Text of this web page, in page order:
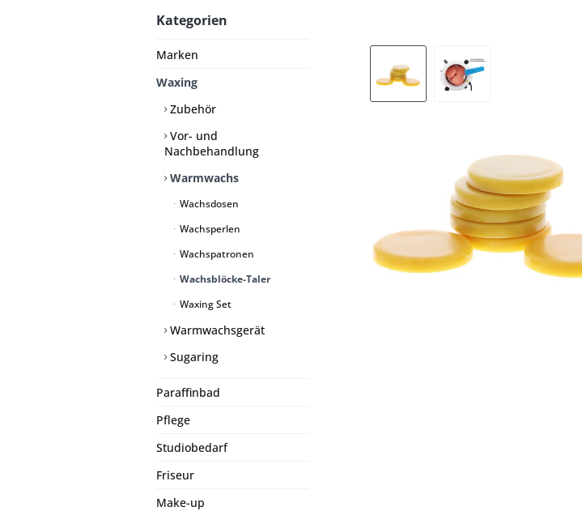
Kategorien
Marken
Waxing
Zubehör
Vor- und
Nachbehandlung
Warmwachs
Wachsdosen
Wachsperlen
Wachspatronen
Wachsblöcke-Taler
Waxing Set
Warmwachsgerät
Sugaring
Paraffinbad
Pflege
Studiobedarf
Friseur
Make-up